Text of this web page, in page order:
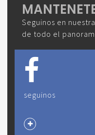
Seguinos en
de todo el
seguinos